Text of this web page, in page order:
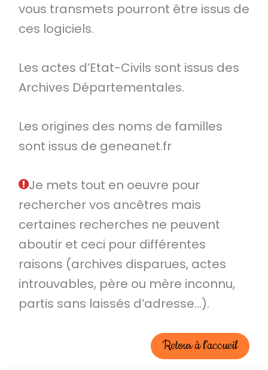
vous transmets pourront être issus de
ces logiciels.
Les actes d’Etat-Civils sont issus des
Archives Départementales.
Les origines des noms de familles
sont issus de geneanet.fr
Je mets tout en oeuvre pour
rechercher vos ancêtres mais
certaines recherches ne peuvent
aboutir et ceci pour différentes
raisons (archives disparues, actes
introuvables, père ou mère inconnu,
partis sans laissés d’adresse…).
Retour à l’accueil